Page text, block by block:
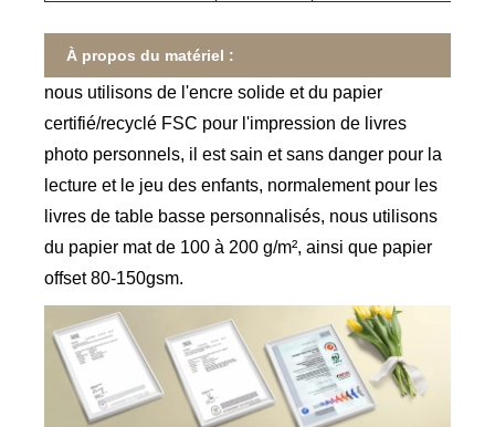
À propos du matériel :
nous utilisons de l'encre solide et du papier
certifié/recyclé FSC pour l'impression de livres
photo personnels, il est sain et sans danger pour la
lecture et le jeu des enfants, normalement pour les
livres de table basse personnalisés, nous utilisons
du papier mat de 100 à 200 g/m², ainsi que papier
offset 80-150gsm.